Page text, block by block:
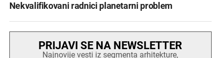
Nekvalifikovani radnici planetarni problem
PRIJAVI SE NA NEWSLETTER
Najnovije vesti iz segmenta arhitekture,